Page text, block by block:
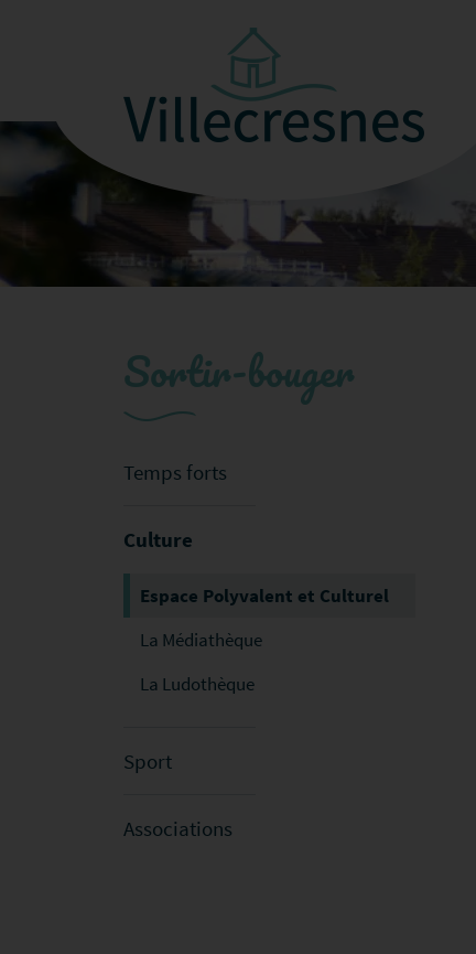
Sortir-bouger
Temps forts
Culture
Espace Polyvalent et Culturel
La Médiathèque
La Ludothèque
Sport
Associations